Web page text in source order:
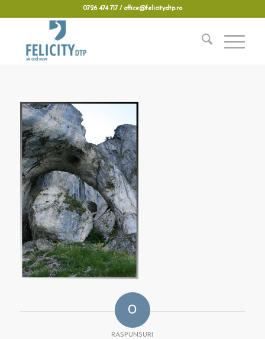
0726 474 717 / office@felicitydtp.ro
0
RASPUNSURI